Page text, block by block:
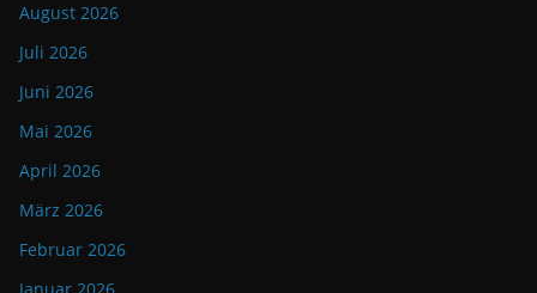
August 2026
Juli 2026
Juni 2026
Mai 2026
April 2026
März 2026
Februar 2026